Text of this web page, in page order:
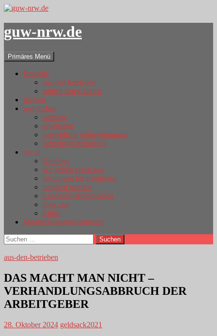
guw-nrw.de
Suchen
Primäres Menü
Inhalt
Branche
aus den betrieben
zahlen daten fakten
themen
rechtliches
verträge
arbeitszeit
betriebliche mitbestimmung
betriebsratsgründung
ver.di
Umfrage
wir geben einen aus
leistungen für mitglieder
mitglied werden
Landestarifkommission
über uns
Links
Mitgliederangelegenheiten
Suchen
nach:
aus-den-betrieben
DAS MACHT MAN NICHT –
VERHANDLUNGSABBRUCH DER
ARBEITGEBER
28. Oktober 2024 geldsack2021